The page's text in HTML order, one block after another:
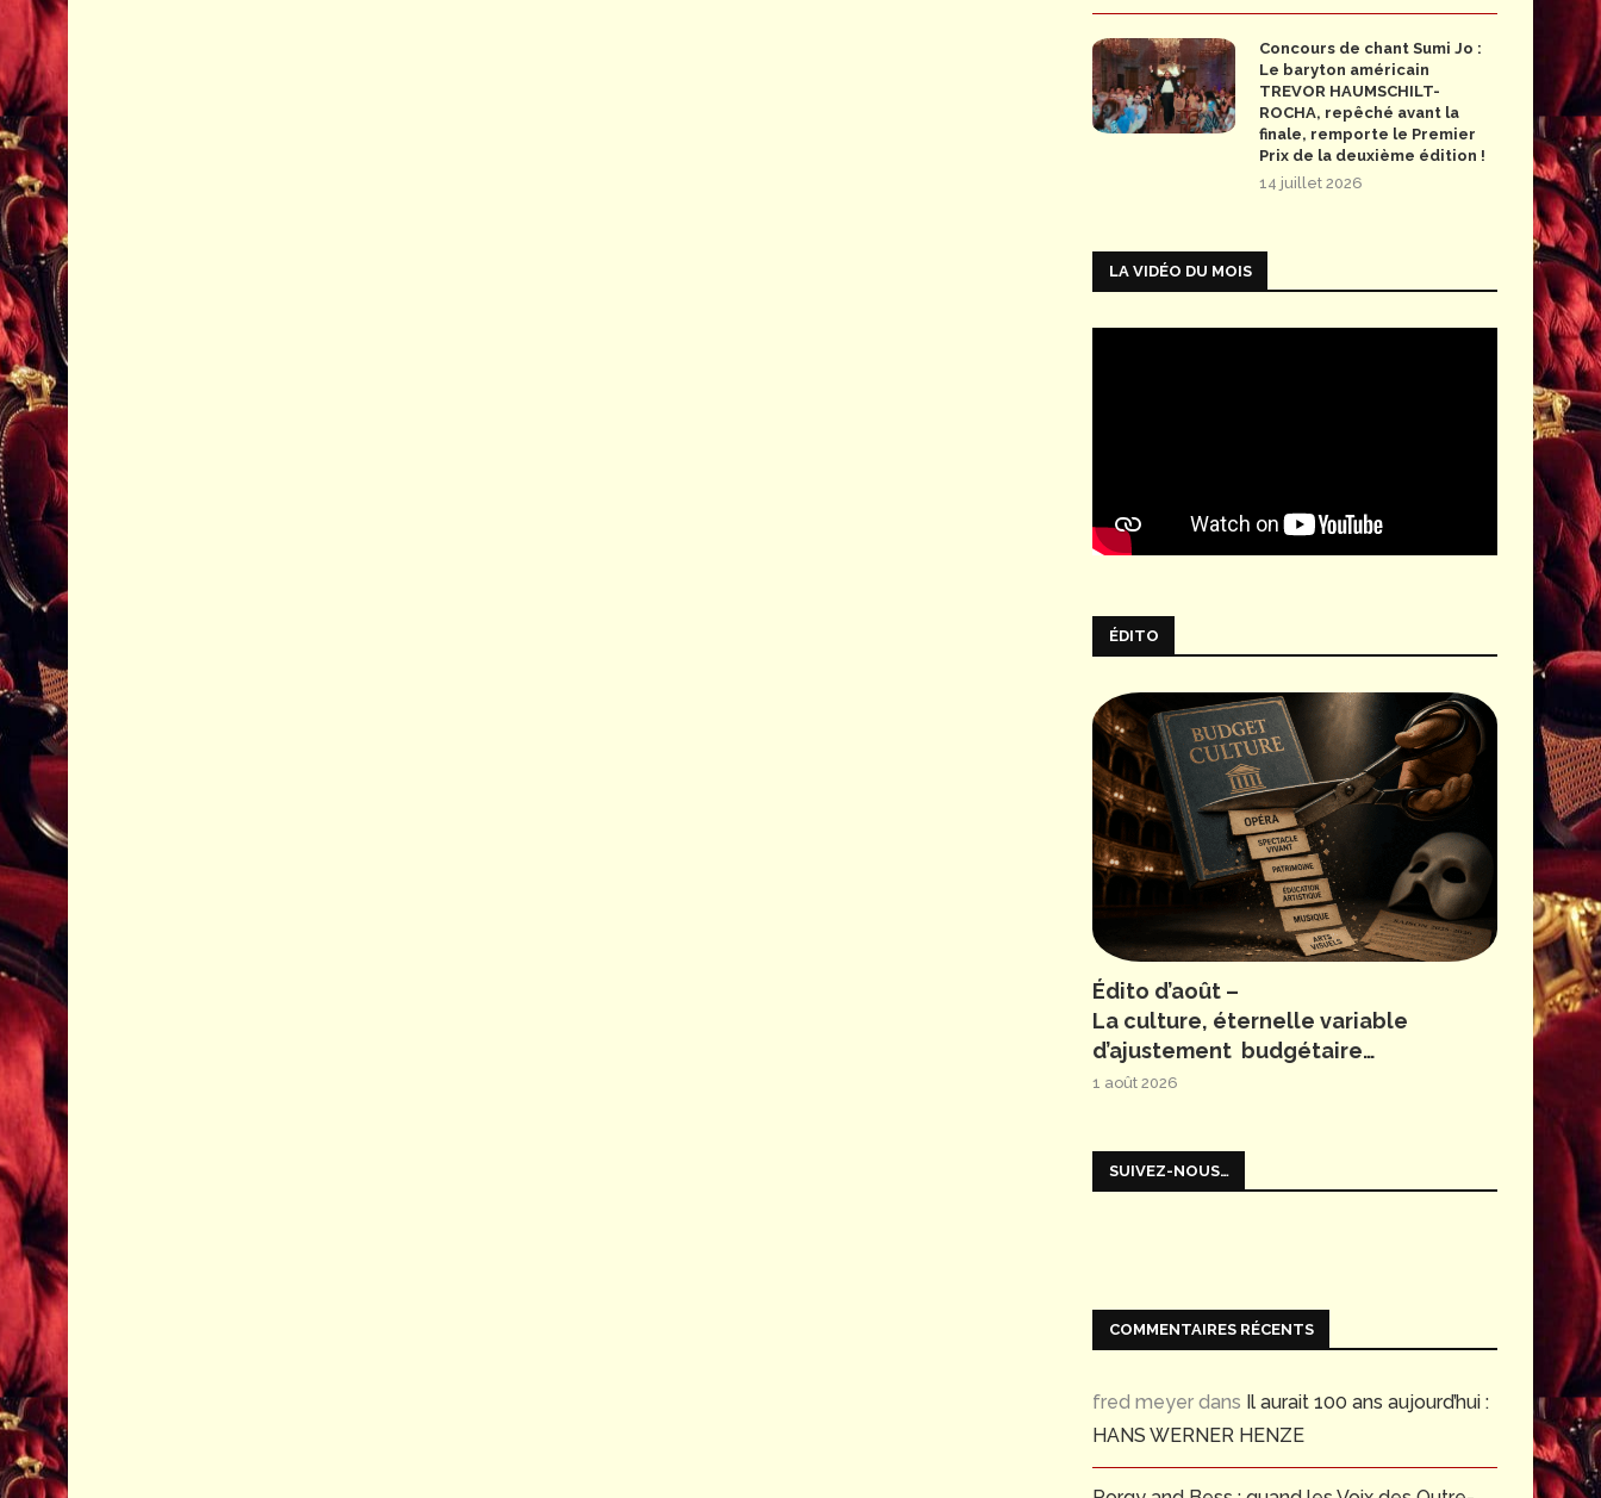
Concours de chant Sumi Jo :
Le baryton américain
TREVOR HAUMSCHILT-
ROCHA, repêché avant la
finale, remporte le Premier
Prix de la deuxième édition !
14 juillet 2026
LA VIDÉO DU MOIS
ÉDITO
Édito d’août –
La culture, éternelle variable
d’ajustement budgétaire…
1 août 2026
SUIVEZ-NOUS…
COMMENTAIRES RÉCENTS
fred meyer dans Il aurait 100 ans aujourd’hui :
HANS WERNER HENZE